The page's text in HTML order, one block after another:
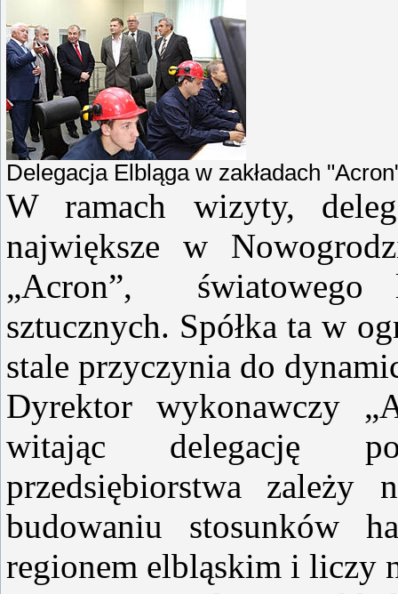
Delegacja Elbląga w zakładach
W ramach wizyty,
największe w
„Acron”, światowego
sztucznych. Spółka ta w
stale przyczynia do
Dyrektor wykonawczy
witając delegację
przedsiębiorstwa zależy
budowaniu stosunków
regionem elbląskim i liczy